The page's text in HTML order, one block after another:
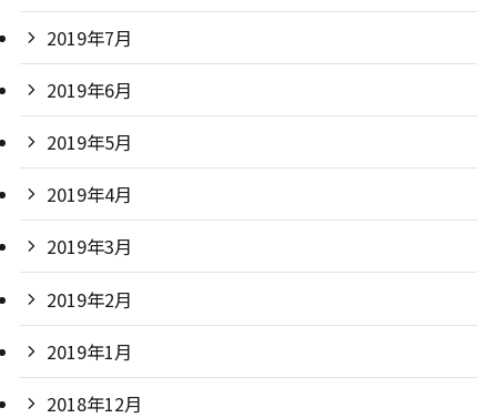
2019年7月
2019年6月
2019年5月
2019年4月
2019年3月
2019年2月
2019年1月
2018年12月